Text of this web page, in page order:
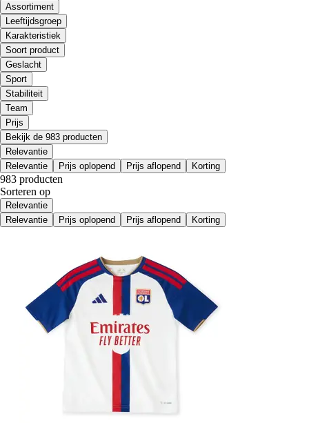
Assortiment
Leeftijdsgroep
Karakteristiek
Soort product
Geslacht
Sport
Stabiliteit
Team
Prijs
Bekijk de 983 producten
Relevantie
Relevantie
Prijs oplopend Prijs aflopend Korting
983 producten
Sorteren op
Relevantie
Relevantie
Prijs oplopend Prijs aflopend Korting